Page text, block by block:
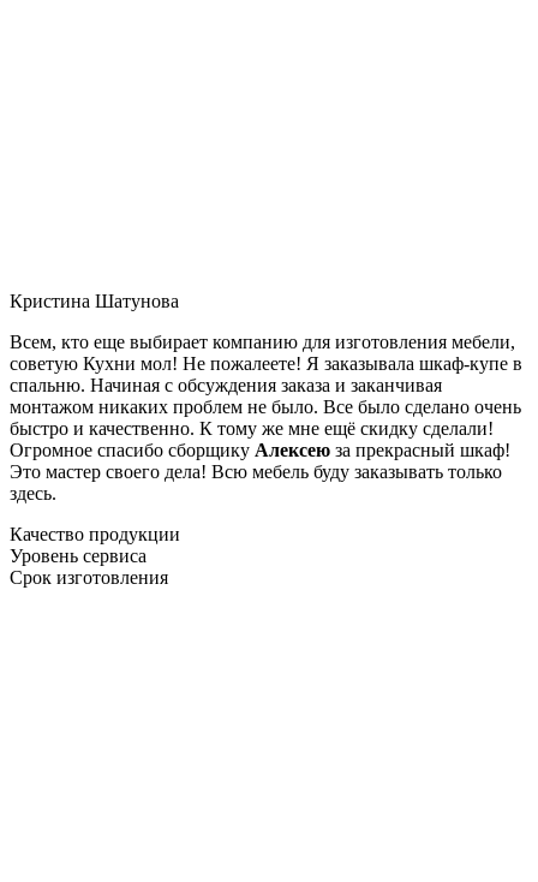
Кристина Шатунова
Всем, кто еще выбирает компанию для изготовления мебели,
советую Кухни мол! Не пожалеете! Я заказывала шкаф-купе в
спальню. Начиная с обсуждения заказа и заканчивая
монтажом никаких проблем не было. Все было сделано очень
быстро и качественно. К тому же мне ещё скидку сделали!
Огромное спасибо сборщику Алексею за прекрасный шкаф!
Это мастер своего дела! Всю мебель буду заказывать только
здесь.
Качество продукции
Уровень сервиса
Срок изготовления